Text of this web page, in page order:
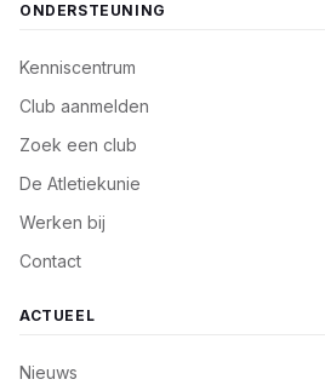
ONDERSTEUNING
Kenniscentrum
Club aanmelden
Zoek een club
De Atletiekunie
Werken bij
Contact
ACTUEEL
Nieuws